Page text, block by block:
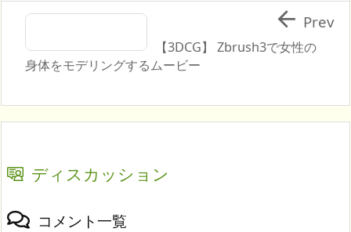
【3DCG】 Zbrush3で女性の
身体をモデリングするムービー
 Prev
ディスカッション
コメント一覧